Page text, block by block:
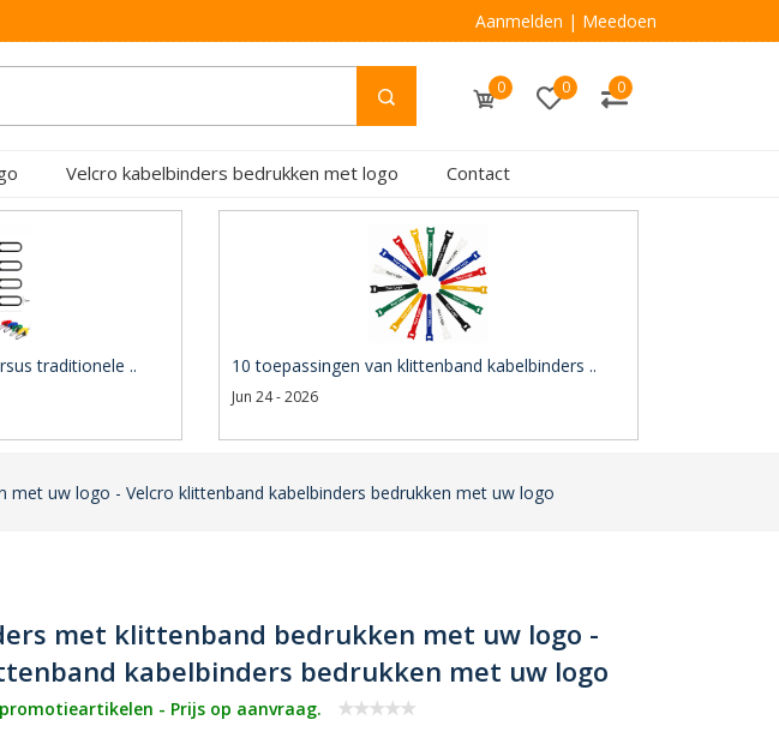
Aanmelden | Meedoen
0 0 0
Velcro kabelbinders bedrukken met logo
Contact
traditionele .. 10 toepassingen van klittenband kabelbinders ..
Jun 24 - 2026
met uw logo - Velcro klittenband kabelbinders bedrukken met uw logo
met klittenband bedrukken met uw logo -
kabelbinders bedrukken met uw logo
- Prijs op aanvraag.